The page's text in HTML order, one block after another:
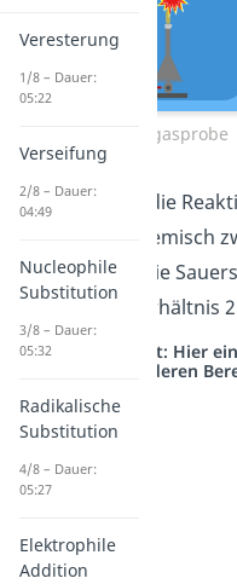
Knallgasprobe
Am heftigsten ist die
dem explosiven Gemisch
viel Wasserstoff wie
vorhanden ist (Verhältnis
Studyflix vernetzt: Hier
einem anderen
Veresterung
1/8 – Dauer:
05:22
Verseifung
2/8 – Dauer:
04:49
Nucleophile
Substitution
3/8 – Dauer:
05:32
Radikalische
Substitution
4/8 – Dauer:
05:27
Elektrophile
Addition